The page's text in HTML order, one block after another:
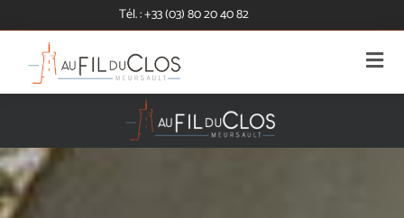
Tél. : +33 (03) 80 20 40 82
Cookies management panel